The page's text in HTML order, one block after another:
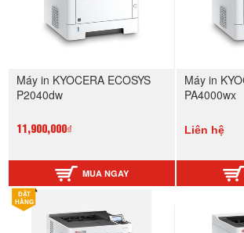
Máy in KYOCERA ECOSYS
P2040dw
11,900,000₫
MUA NGAY
Máy in
PA4000wx
Liên hệ
ĐẶT
HÀNG